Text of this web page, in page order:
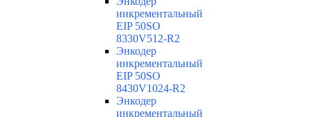
инкрементальный
EIP 50SO
8330V512-R2
Энкодер
инкрементальный
EIP 50SO
8430V1024-R2
Энкодер
инкрементальный